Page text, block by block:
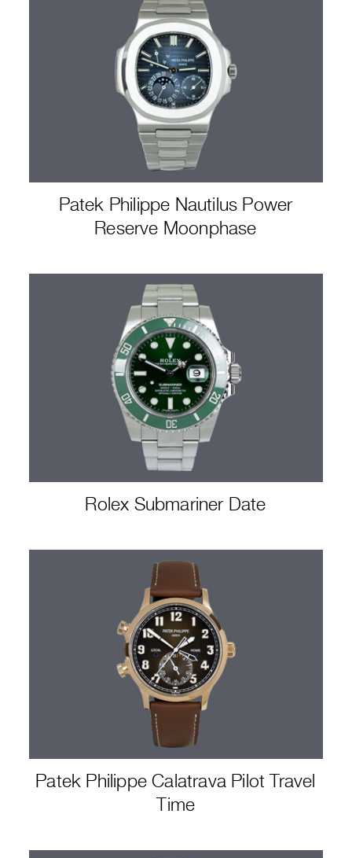
Patek Philippe Nautilus Power
Reserve Moonphase
Rolex Submariner Date
Patek Philippe Calatrava Pilot Travel
Time